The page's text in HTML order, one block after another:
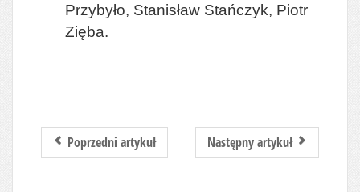
Przybyło, Stanisław Stańczyk, Piotr
Zięba.
Poprzedni artykuł Następny artykuł